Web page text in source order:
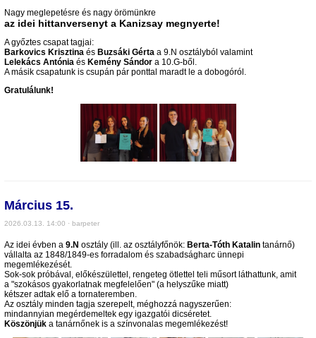
Nagy meglepetésre és nagy örömünkre
az idei hittanversenyt a Kanizsay megnyerte!
A győztes csapat tagjai:
Barkovics Krisztina és Buzsáki Gérta a 9.N osztályból valamint
Lelekács Antónia és Kemény Sándor a 10.G-ből.
A másik csapatunk is csupán pár ponttal maradt le a dobogóról.
Gratulálunk!
Március 15.
2026.03.13. 14:00 · barpeter
Az idei évben a 9.N osztály (ill. az osztályfőnök: Berta-Tóth Katalin tanárnő)
vállalta az 1848/1849-es forradalom és szabadságharc ünnepi
megemlékezését.
Sok-sok próbával, előkészülettel, rengeteg ötlettel teli műsort láthattunk, amit
a "szokásos gyakorlatnak megfelelően" (a helyszűke miatt)
kétszer adtak elő a tornateremben.
Az osztály minden tagja szerepelt, méghozzá nagyszerűen:
mindannyian megérdemeltek egy igazgatói dicséretet.
Köszönjük a tanárnőnek is a színvonalas megemlékezést!